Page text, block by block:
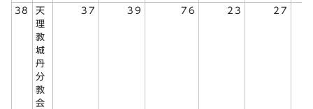
38
天
理
教
城
丹
分
教
会
37 39 76 23 27